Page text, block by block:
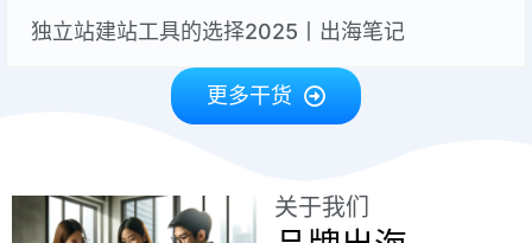
独立站建站工具的选择2025丨出海笔记
更多干货
关于我们